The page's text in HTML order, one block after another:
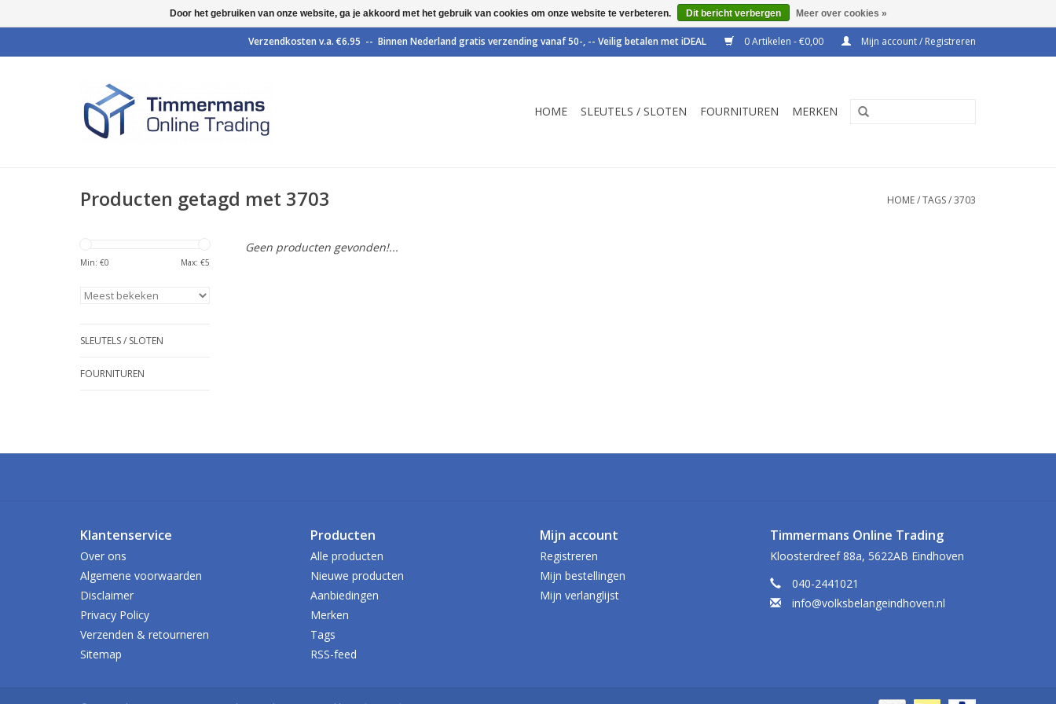
0 Artikelen - €0,00 Mijn account / Registreren
HOME SLEUTELS / SLOTEN FOURNITUREN MERKEN
Producten getagd met 3703 HOME/TAGS/3703
Min: €0 Max: €5
SLEUTELS / SLOTEN
FOURNITUREN
Geen producten gevonden!...
Klantenservice
Over ons
Algemene voorwaarden
Disclaimer
Privacy Policy
Verzenden & retourneren
Sitemap
Producten
Alle producten
Nieuwe producten
Aanbiedingen
Merken
Tags
RSS-feed
Mijn account
Registreren
Mijn bestellingen
Mijn verlanglijst
Timmermans Online Trading
Kloosterdreef 88a, 5622AB Eindhoven
040-2441021
info@volksbelangeindhoven.nl
Door het gebruiken van onze website, ga je akkoord met het gebruik van cookies om onze website te verbeteren. Dit bericht verbergen Meer over cookies »